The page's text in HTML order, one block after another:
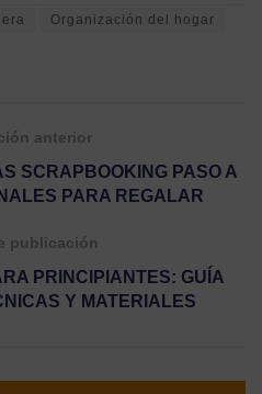
Organización del hogar
anterior
SCRAPBOOKING PASO A
PARA REGALAR
publicación
PRINCIPIANTES: GUÍA
Y MATERIALES